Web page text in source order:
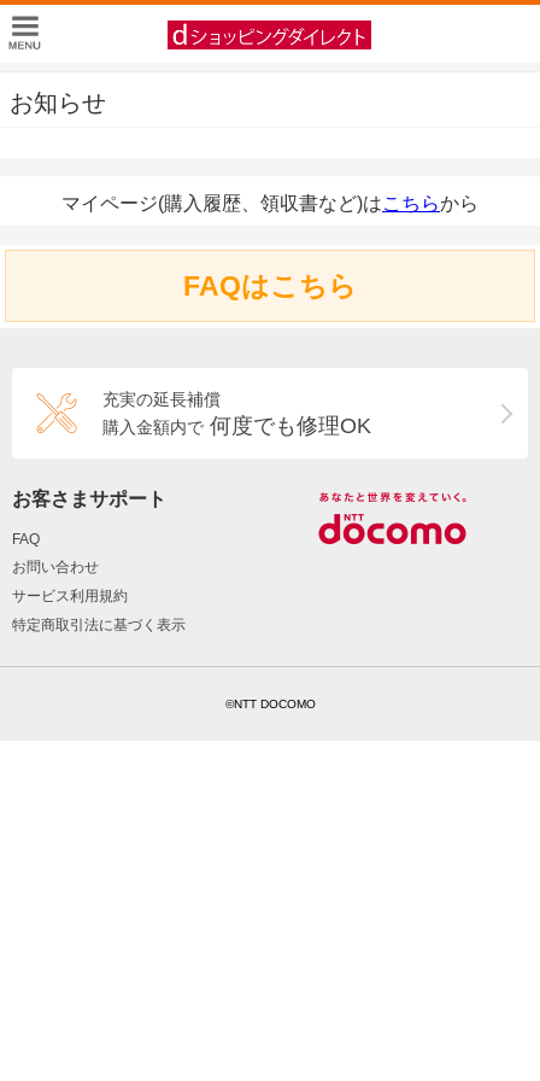
お知らせ
マイページ(購入履歴、領収書など)はこちらから
FAQはこちら
充実の延長補償
購入金額内で 何度でも修理OK
お客さまサポート
FAQ
お問い合わせ
サービス利用規約
特定商取引法に基づく表示
©NTT DOCOMO